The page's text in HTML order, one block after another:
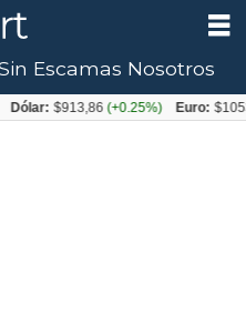
Escamas Nosotros
$913,86(+0.25%) Euro: $1053,08(-